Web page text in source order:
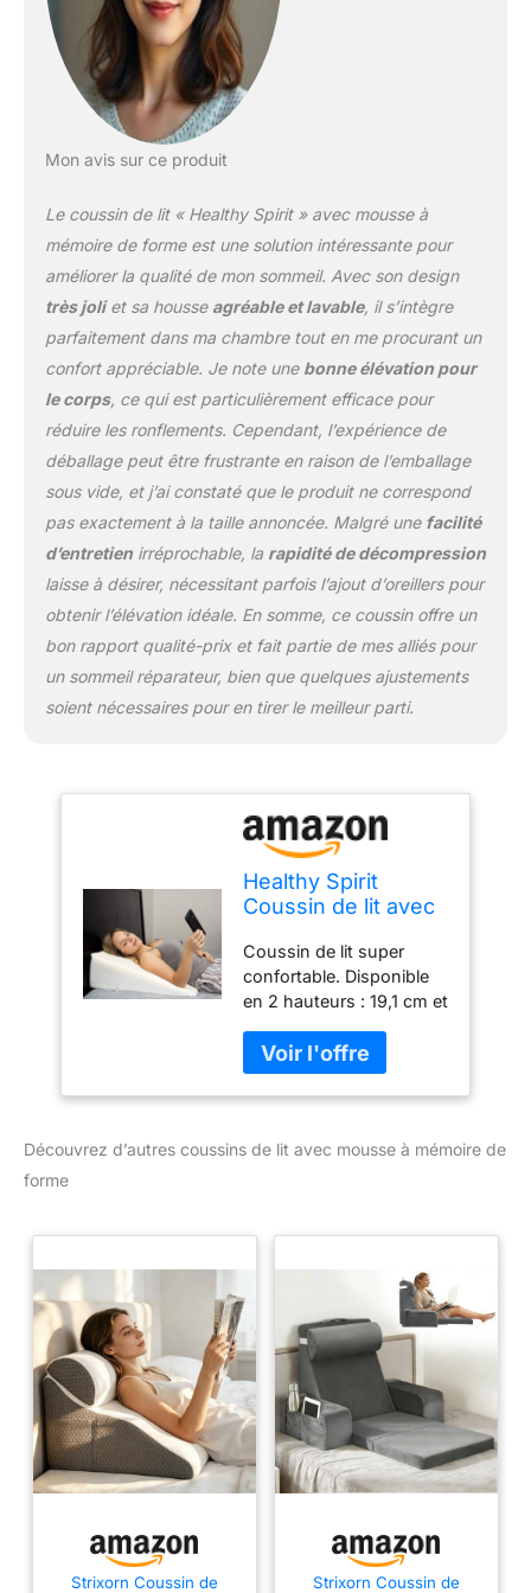
en favorisant une nuit de
sommeil confortable. La
housse est lavable en
machine et peut être
reflux acide, le
au cou et au dos, après
une chirurgie et d'autres
conditions médicales qui
vous privent souvent
sommeil. Le meilleur
oreiller compensé pour
dormir. Oreillers
surélevés pour dormir –
Idéal pour l'élévation de
la tête, des pieds ou des
jambes. Excellent oreiller
pour ronflement. Oreiller
d'apnée du sommeil.
Mon avis sur ce produit
Le coussin de lit « Healthy Spirit » avec mousse à
mémoire de forme est une solution intéressante pour
améliorer la qualité de mon sommeil. Avec son design
très joliet sa housse agréable et lavable, il s’intègre
parfaitement dans ma chambre tout en me procurant un
confort appréciable. Je note une bonne élévation pour
le corps, ce qui est particulièrement efficace pour
réduire les ronflements. Cependant, l’expérience de
déballage peut être frustrante en raison de l’emballage
sous vide, et j’ai constaté que le produit ne correspond
pas exactement à la taille annoncée. Malgré une facilité
d’entretienirréprochable, la rapidité de décompression
laisse à désirer, nécessitant parfois l’ajout d’oreillers pour
obtenir l’élévation idéale. En somme, ce coussin offre un
bon rapport qualité-prix et fait partie de mes alliés pour
un sommeil réparateur, bien que quelques ajustements
soient nécessaires pour en tirer le meilleur parti.
Healthy Spirit
Coussin de lit avec
de Forme pour
Dormir et reflux
d'acide, Anti-
ronflement, 19 cm
de Hauteur
Coussin de lit super
confortable. Disponible
en 2 hauteurs : 19,1 cm et
x 24 x 7,5 ou 25 x 25 x
12) Couche supérieure
en mousse à mémoire de
supérieure de l'oreiller
confortable et relaxante.
La taie d'oreiller jacquard
amovible protège l'oreiller
incliné des taches tout
en favorisant une nuit de
sommeil confortable. La
housse est lavable en
machine et peut être
retirée du noyau de
l'oreiller triangulaire. Idéal
brûlures d'estomac, le
reflux acide, le
Découvrez d’autres coussins de lit avec mousse à mémoire de
forme
Strixorn Coussin de
Strixorn Coussin de